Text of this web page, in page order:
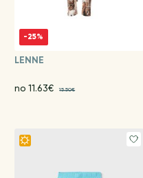
-25%
LENNE
no 11.63€ 15.50€